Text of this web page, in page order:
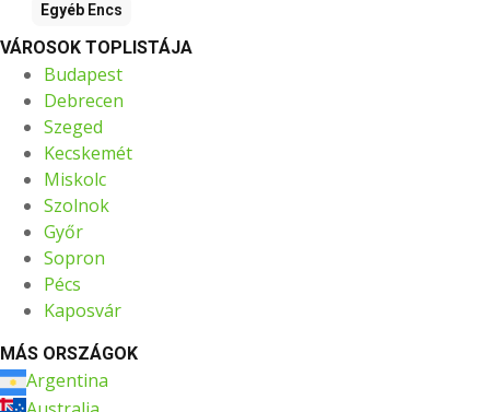
Egyéb Encs
VÁROSOK TOPLISTÁJA
Budapest
Debrecen
Szeged
Kecskemét
Miskolc
Szolnok
Győr
Sopron
Pécs
Kaposvár
MÁS ORSZÁGOK
Argentina